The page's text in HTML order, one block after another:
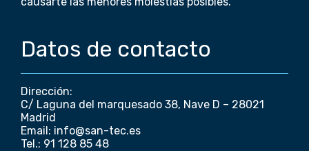
Datos de contacto
Dirección:
C/ Laguna del marquesado 38, Nave D – 28021
Madrid
Email: info@san-tec.es
Tel.: 91 128 85 48